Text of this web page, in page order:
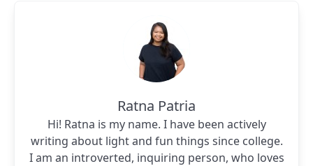
Ratna Patria
Hi! Ratna is my name. I have been actively
writing about light and fun things since college.
I am an introverted, inquiring person, who loves